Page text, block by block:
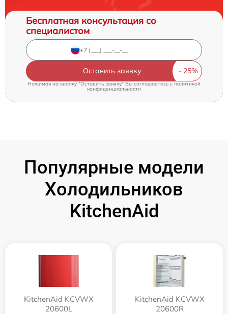
Бесплатная консультация со
специалистом
Оставить заявку
Нажимая на кнопку "Оставить заявку" Вы соглашаетесь cполитикой
конфиденциальности
Популярные модели
Холодильников
KitchenAid
KitchenAid KCVWX
20600L
KitchenAid KCVWX
20600R